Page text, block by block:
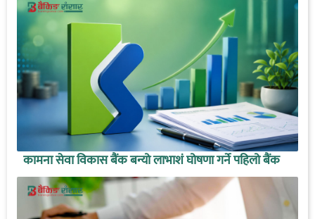
कामना सेवा विकास बैंक बन्यो लाभाशं घोषणा गर्ने पहिलो बैंक